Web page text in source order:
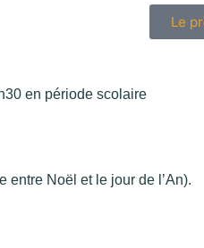
Le
en période scolaire
entre Noël et le jour de l’An).